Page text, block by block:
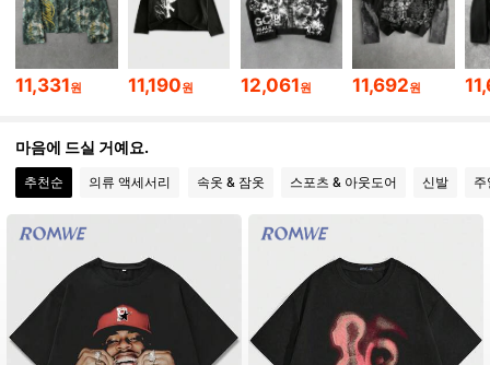
669K 팔로워
4.86 669K 팔로워
11,331원 11,190원 12,061원 11,692원
마음에 드실 거예요.
추천순 의류 액세서리 속옷 & 잠옷 스포츠 & 아웃도어 신발